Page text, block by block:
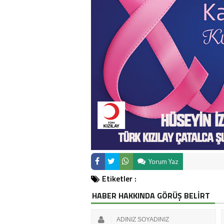
Yorum Yaz
Etiketler :
HABER HAKKINDA GÖRÜŞ BELİRT